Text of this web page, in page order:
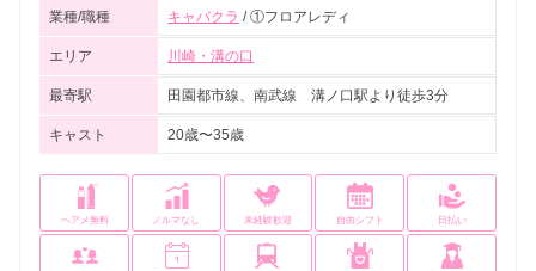
業種/職種 キャバクラ / ①フロアレディ
エリア 川崎・溝の口
最寄駅 田園都市線、南武線 溝ノ口駅より徒歩3分
キャスト 20歳〜35歳
ヘアメ無料 ノルマなし 未経験歓迎 自由シフト 日払い